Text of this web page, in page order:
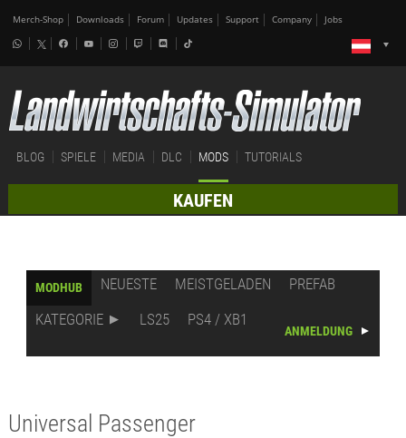
Merch-Shop Downloads Forum Updates Support Company Jobs
BLOG SPIELE MEDIA DLC MODS TUTORIALS
KAUFEN
MODHUB NEUESTE MEISTGELADEN
PREFAB
KATEGORIE
LS25 PS4 / XB1
ANMELDUNG
Universal Passenger